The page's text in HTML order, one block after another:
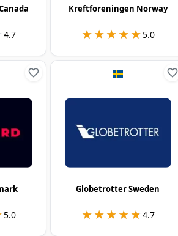
4.7
Kreftforeningen Norway
★★★★★
★★★★★5.0
5.0
Globetrotter Sweden
★★★★★
★★★★★ 4.7